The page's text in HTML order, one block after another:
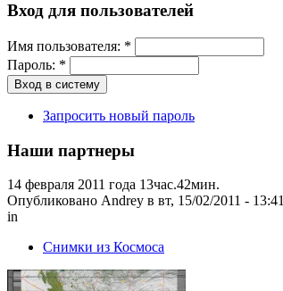
Вход для пользователей
Имя пользователя: *
Пароль: *
Запросить новый пароль
Наши партнеры
14 февраля 2011 года 13час.42мин.
Опубликовано Andrey в вт, 15/02/2011 - 13:41
in
Снимки из Космоса